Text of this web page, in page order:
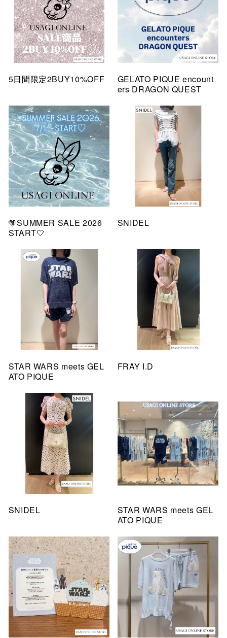
5日間限定2BUY10%OFF
GELATO PIQUE encount
ers DRAGON QUEST
🩵SUMMER SALE 2026
START🤍
SNIDEL
STAR WARS meets GEL
ATO PIQUE
FRAY I.D
SNIDEL
STAR WARS meets GEL
ATO PIQUE